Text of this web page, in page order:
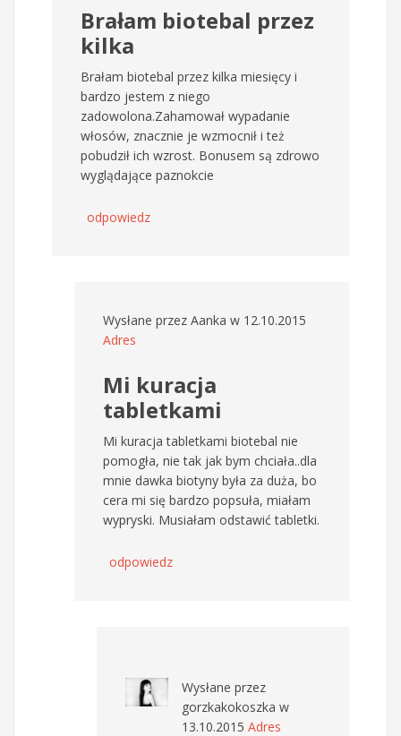
Brałam biotebal przez
kilka
Brałam biotebal przez kilka miesięcy i
bardzo jestem z niego
zadowolona.Zahamował wypadanie
włosów, znacznie je wzmocnił i też
pobudził ich wzrost. Bonusem są zdrowo
wyglądające paznokcie
odpowiedz
Wysłane przez Aanka w 12.10.2015
Adres
Mi kuracja
tabletkami
Mi kuracja tabletkami biotebal nie
pomogła, nie tak jak bym chciała..dla
mnie dawka biotyny była za duża, bo
cera mi się bardzo popsuła, miałam
wypryski. Musiałam odstawić tabletki.
odpowiedz
Wysłane przez
gorzkakokoszka w
13.10.2015 Adres